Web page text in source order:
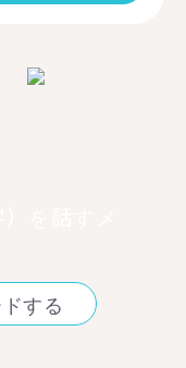
する